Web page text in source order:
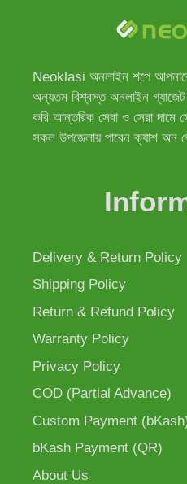
Neoklasi অনলাইন শপে
অন্যতম বিশ্বস্ত অনলাইন গ্যাজেট
করি আন্তরিক সেবা ও সেরা দামে
সকল উপজেলায় পাবেন ক্যাশ অন
Delivery & Return Policy
Shipping Policy
Return & Refund Policy
Warranty Policy
Privacy Policy
COD (Partial Advance)
Custom Payment
bKash Payment (QR)
About Us